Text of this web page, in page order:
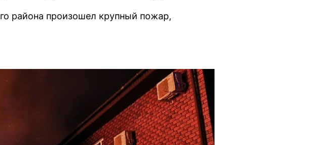
района произошел крупный пожар,